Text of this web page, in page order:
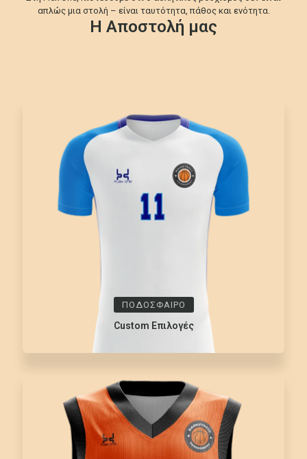
Η Αποστολή μας
απλώς μια στολή – είναι ταυτότητα, πάθος και ενότητα.
ΠΟΔΟΣΦΑΙΡΟ
Custom Επιλογές